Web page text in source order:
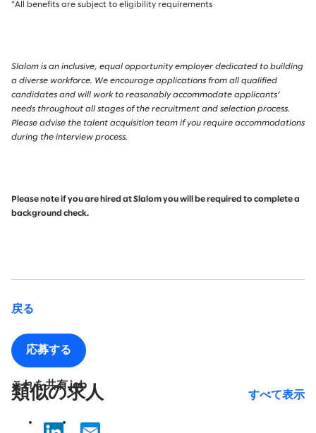
*All benefits are subject to eligibility requirements
Slalom is an inclusive, equal opportunity employer dedicated to building
a diverse workforce. We encourage applications from all qualified
candidates and will work to reasonably accommodate applicants’
needs throughout all stages of the recruitment and selection process.
Please advise the talent acquisition team if you require accommodations
during the interview process.
Please note if you are hired at Slalom you will be required to complete a
background check.
戻る
応募する
これを共有 job
類似の求人 すべて表示